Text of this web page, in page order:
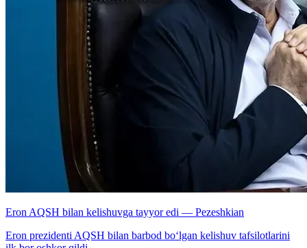
Eron AQSH bilan kelishuvga tayyor edi — Pezeshkian
Eron prezidenti AQSH bilan barbod bo‘lgan kelishuv tafsilotlarini